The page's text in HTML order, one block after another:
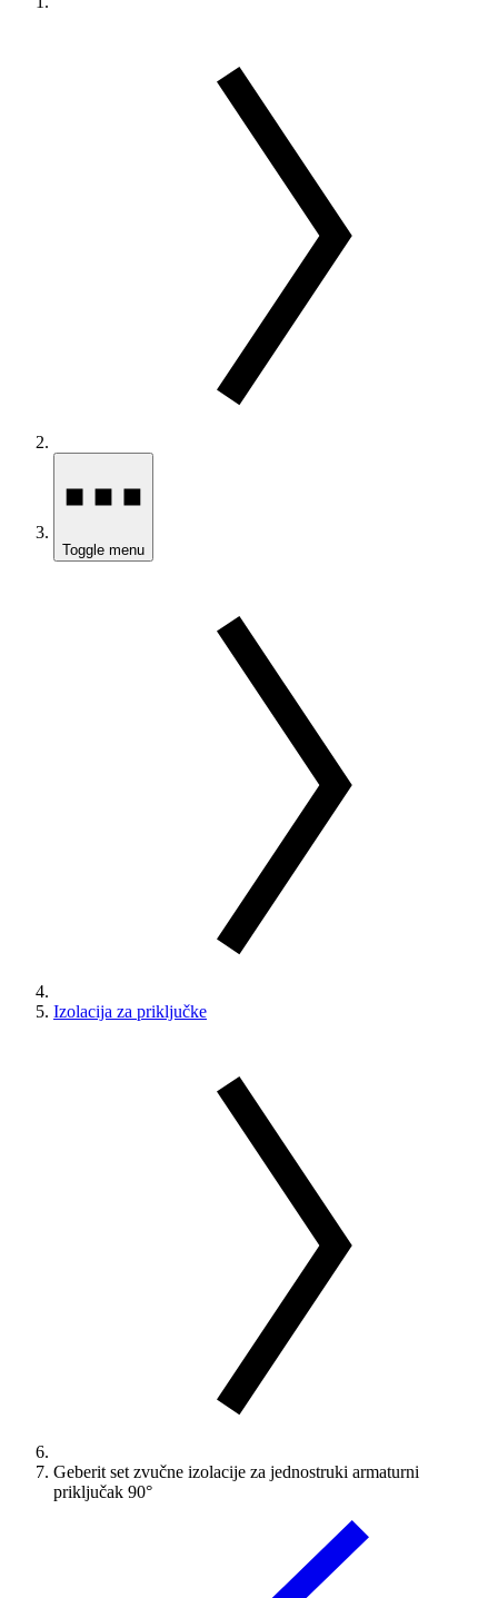
Toggle menu
Izolacija za priključke
Geberit set zvučne izolacije za jednostruki armaturni
priključak 90°